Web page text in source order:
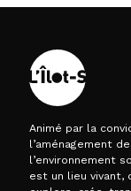
Animé par la
l’aménagement
l’environnement
est un lieu vivant,